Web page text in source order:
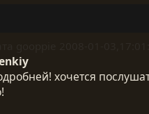
хочется